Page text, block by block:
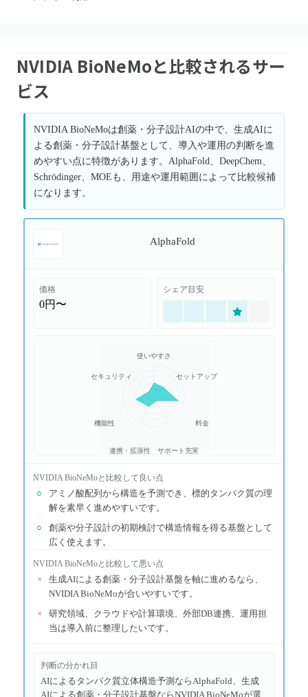
NVIDIA BioNeMoと比較されるサー
ビス
NVIDIA BioNeMoは創薬・分子設計AIの中で、生成AIに
よる創薬・分子設計基盤として、導入や運用の判断を進
めやすい点に特徴があります。AlphaFold、DeepChem、
Schrödinger、MOEも、用途や運用範囲によって比較候補
になります。
AlphaFold
価格
0円〜
シェア目安
使いやすさ
セットアップ
料金
サポート充実
連携・拡張性
機能性
セキュリティ
NVIDIA BioNeMoと比較して良い点
○
アミノ酸配列から構造を予測でき、標的タンパク質の理
解を素早く進めやすいです。
○
創薬や分子設計の初期検討で構造情報を得る基盤として
広く使えます。
NVIDIA BioNeMoと比較して悪い点
×
生成AIによる創薬・分子設計基盤を軸に進めるなら、
NVIDIA BioNeMoが合いやすいです。
×
研究領域、クラウドや計算環境、外部DB連携、運用担
当は導入前に整理したいです。
判断の分かれ目
AIによるタンパク質立体構造予測ならAlphaFold、生成
AIによる創薬・分子設計基盤ならNVIDIA BioNeMoが選